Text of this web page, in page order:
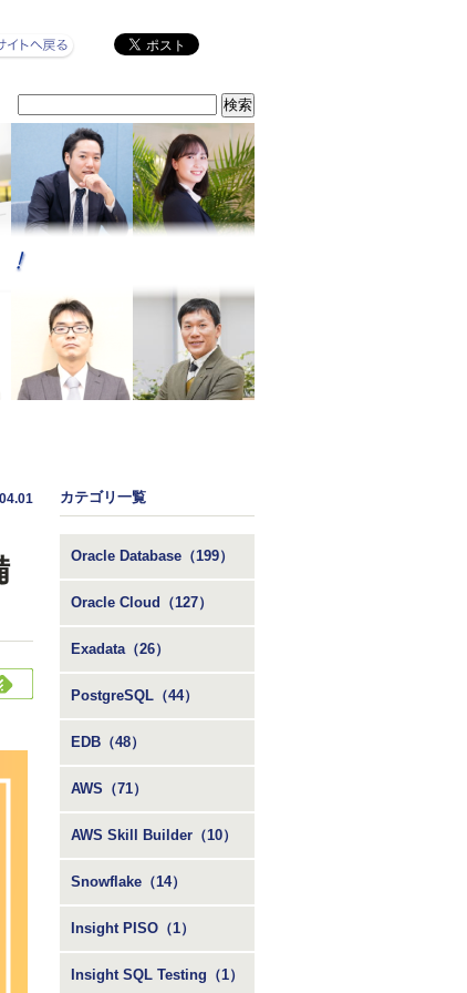
カテゴリ一覧
Oracle Database（199）
Oracle Cloud（127）
Exadata（26）
PostgreSQL（44）
EDB（48）
AWS（71）
AWS Skill Builder（10）
Snowflake（14）
Insight PISO（1）
Insight SQL Testing（1）